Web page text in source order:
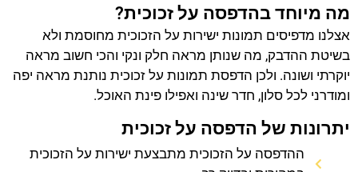
מה מיוחד בהדפסה על זכוכית?
אצלנו מדפיסים תמונות ישירות על הזכוכית מחוסמת ולא
בשיטת ההדבק, מה שנותן מראה חלק ונקי והכי חשוב מראה
יוקרתי ושונה. ולכן הדפסת תמונות על זכוכית נותנת מראה יפה
ומודרני לכל סלון, חדר שינה ואפילו פינת האוכל.
יתרונות של הדפסה על זכוכית
ההדפסה על הזכוכית מתבצעת ישירות על הזכוכית